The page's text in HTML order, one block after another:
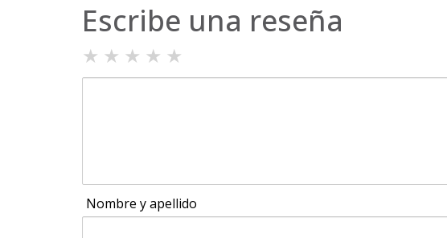
Escribe una reseña
★ ★ ★ ★ ★
Nombre y apellido